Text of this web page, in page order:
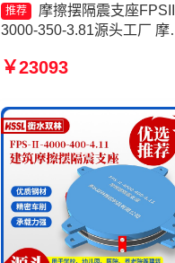
推荐
摩擦摆隔震支座
3000-350-3.81源头工厂 摩
摩擦摆隔震支座 摩擦摆隔
￥23093